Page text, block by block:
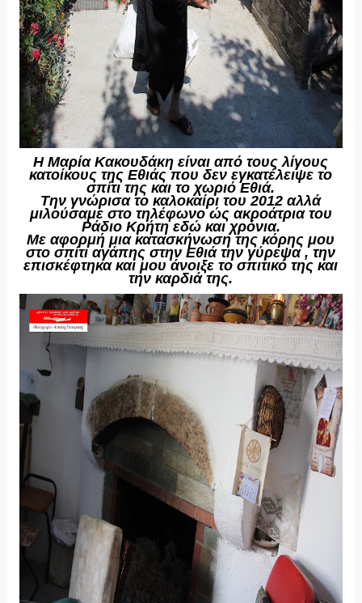
Η Μαρία Κακουδάκη είναι από τους λίγους
κατοίκους της Εθιάς που δεν εγκατέλειψε το
σπίτι της και το χωριό Εθιά.
Την γνώρισα το καλοκαίρι του 2012 αλλά
μιλούσαμε στο τηλέφωνο ώς ακροάτρια του
Ράδιο Κρήτη εδώ και χρόνια.
Με αφορμή μια κατασκήνωση της κόρης μου
στο σπίτι αγάπης στην Εθιά την γύρεψα , την
επισκέφτηκα και μου άνοιξε το σπιτικό της και
την καρδιά της.